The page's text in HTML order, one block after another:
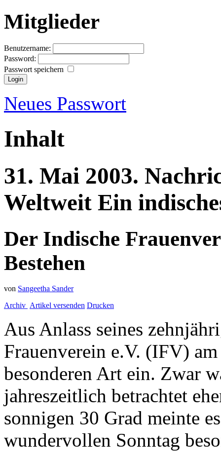
Mitglieder
Benutzername:
Password:
Passwort speichern
Neues Passwort
Inhalt
31. Mai 2003.
Weltweit Ein
Der Indische
Bestehen
von Sangeetha Sander
Archiv Artikel versenden Drucken
Aus Anlass seines
Frauenverein e.V. (IFV)
besonderen Art ein. Zwar
jahreszeitlich betrachtet
sonnigen 30 Grad meinte
wundervollen Sonntag